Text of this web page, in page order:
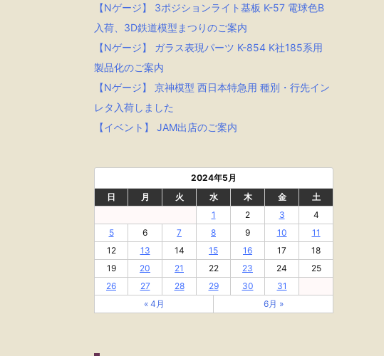
【Nゲージ】 3ポジションライト基板 K-57 電球色B
入荷、3D鉄道模型まつりのご案内
【Nゲージ】 ガラス表現パーツ K-854 K社185系用
製品化のご案内
【Nゲージ】 京神模型 西日本特急用 種別・行先イン
レタ入荷しました
【イベント】 JAM出店のご案内
2024年5月
日
月 火 水 木 金
土
1
2 3
4
5
6 7 8 9 10
11
12
13 14 15 16 17
18
19
20 21 22 23 24
25
26
27 28 29 30
31
« 4月
6月 »